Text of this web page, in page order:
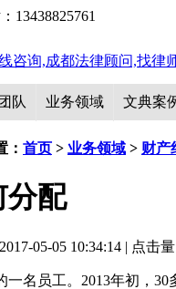
13438825761
队 业务领域 文典案
： 首页 > 业务领域 > 财产
分配
05-05 10:34:14 | 点击量
一名员工。2013年初，